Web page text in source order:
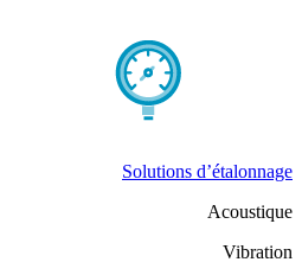
Solutions d’étalonnage
Acoustique
Vibration